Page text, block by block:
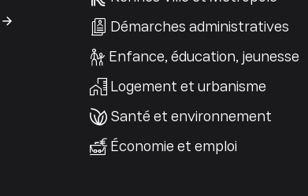
Démarches administratives
Enfance, éducation, jeunesse
Logement et urbanisme
Santé et environnement
Économie et emploi